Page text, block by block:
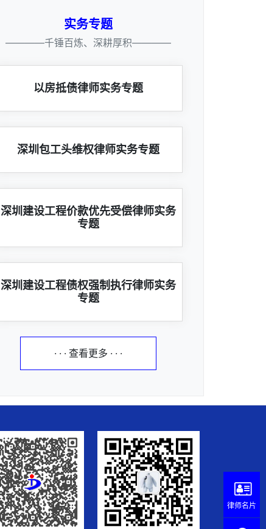
实务专题
————千锤百炼、深耕厚积————
以房抵债律师实务专题
深圳包工头维权律师实务专题
深圳建设工程价款优先受偿律师实务
专题
深圳建设工程债权强制执行律师实务
专题
· · · 查看更多 · · ·
律师名片